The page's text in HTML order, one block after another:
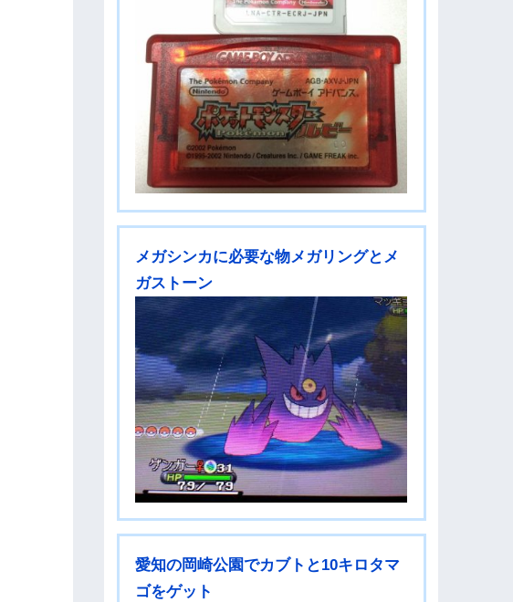
メガシンカに必要な物メガリングとメ
ガストーン
愛知の岡崎公園でカブトと10キロタマ
ゴをゲット